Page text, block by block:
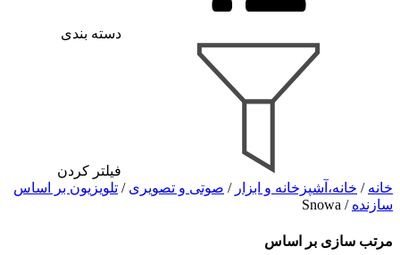
دسته بندی
فیلتر کردن
خانه / خانه،آشپزخانه و ابزار / صوتی و تصویری / تلویزیون بر اساس
سازنده / Snowa
مرتب سازی بر اساس